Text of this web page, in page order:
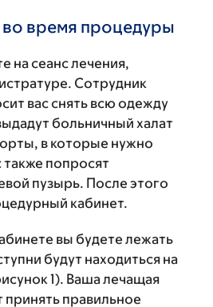
время процедуры
на сеанс лечения,
Сотрудник
вас снять всю одежду
больничный халат
в которые нужно
также попросят
пузырь. После этого
кабинет.
вы будете лежать
будут находиться на
1). Ваша лечащая
правильное